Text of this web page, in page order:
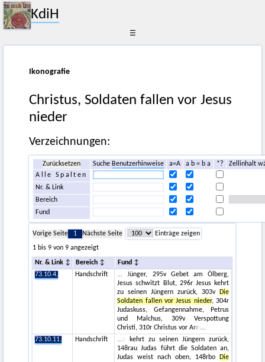
KdiH
☰
Ikonografie
Christus, Soldaten fallen vor Jesus
nieder
Verzeichnungen:
Zurücksetzen SucheBenutzerhinweise a=A a b = b a *?
Zellinhalt
Alle Spalten
Nr. & Link
Bereich
Fund
Vorige Seite 1 Nächste Seite
Einträge zeigen
1 bis 9 von 9 angezeigt
Nr. & Link Bereich
Fund
73.10.4.
Handschrift
Jünger, 295v Gebet am Ölberg,
Jesus schwitzt Blut, 296r Jesus kehrt
zu seinen Jüngern zurück, 303v
Die
Soldaten fallen vor Jesus nieder, 304r
Judaskuss, Gefangennahme, Petrus
und Malchus, 309v Verspottung
Christi, 310r Christus vor Ann
73.10.11.
Handschrift
s kehrt zu seinen Jüngern zurück,
148rau Judas führt die Soldaten an,
Judas weist nach oben, 148rbo
Die